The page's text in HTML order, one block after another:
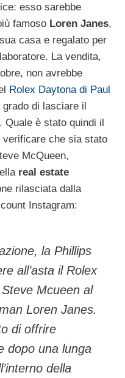
esso sarebbe
famoso Loren Janes,
casa e regalato per
La vendita,
non avrebbe
Rolex Daytona di Paul
di lasciare il
Quale è stato quindi il
verificare che sia stato
McQueen,
real estate
rilasciata dalla
Instagram:
la Phillips
all’asta il Rolex
Mcueen al
Loren Janes.
di offrire
dopo una lunga
della